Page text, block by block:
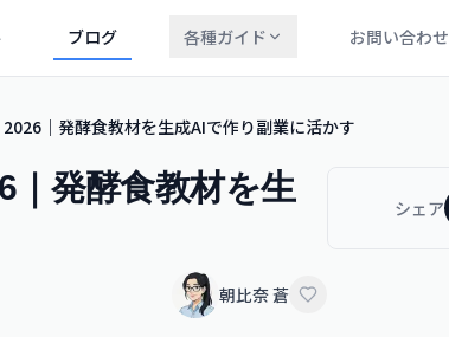
ブログ 各種ガイド お問い合わせ
｜発酵食教材を生成AIで作り副業に活かす
｜発酵食教材を生
朝比奈 蒼
シェア